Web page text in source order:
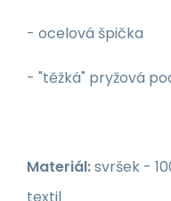
- ocelová špička
- "těžká" pryžová
Materiál:svršek -
textil